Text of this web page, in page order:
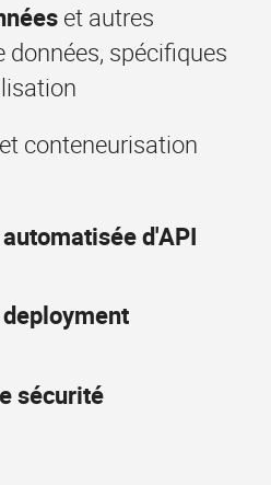
et autres
données, spécifiques
et conteneurisation
d'API
sécurité